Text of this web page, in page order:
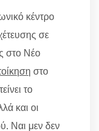
κέντρο
σε
στο Νέο
στο
το
και οι
Ναι μεν δεν